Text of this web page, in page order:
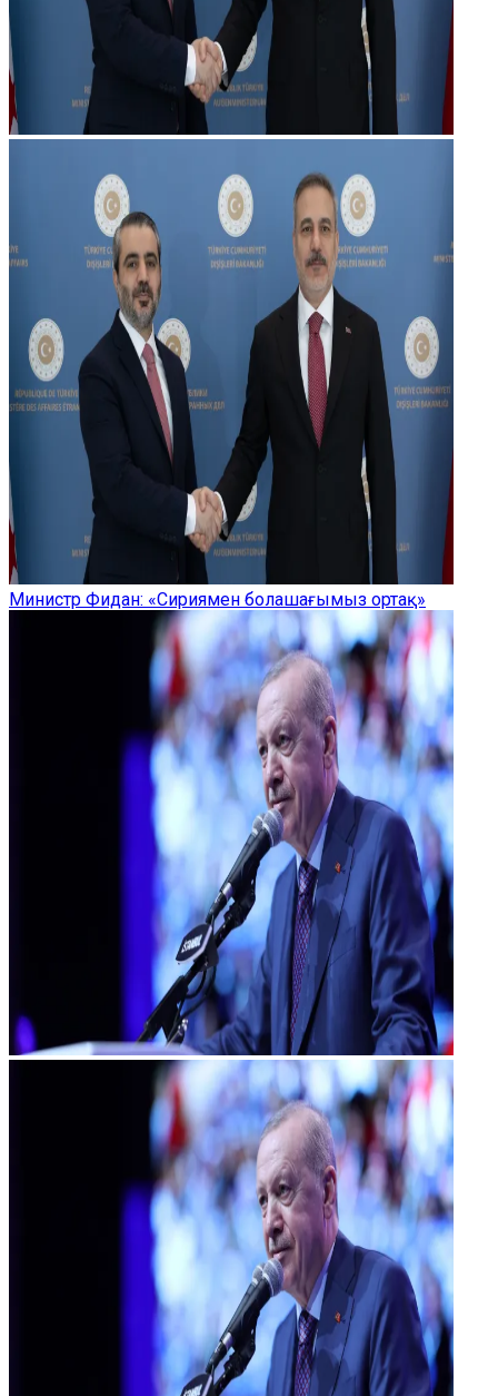
Министр Фидан: «Сириямен болашағымыз ортақ»